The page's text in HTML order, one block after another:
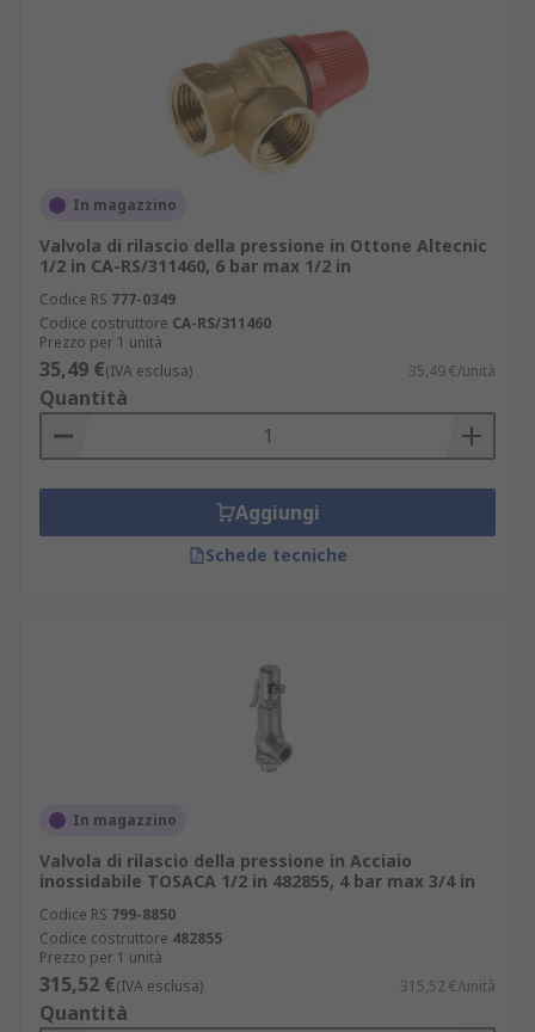
In magazzino
Valvola di rilascio della pressione in Ottone Altecnic
1/2 in CA-RS/311460, 6 bar max 1/2 in
Codice RS 777-0349
Codice costruttore CA-RS/311460
Prezzo per 1 unità
35,49 €(IVA esclusa) 35,49 €/unità
Quantità
Aggiungi
Schede tecniche
In magazzino
Valvola di rilascio della pressione in Acciaio
inossidabile TOSACA 1/2 in 482855, 4 bar max 3/4 in
Codice RS 799-8850
Codice costruttore 482855
Prezzo per 1 unità
315,52 €(IVA esclusa) 315,52 €/unità
Quantità